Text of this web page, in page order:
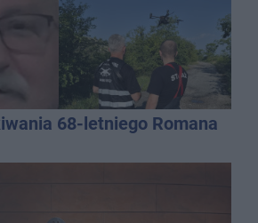
68-letniego Romana